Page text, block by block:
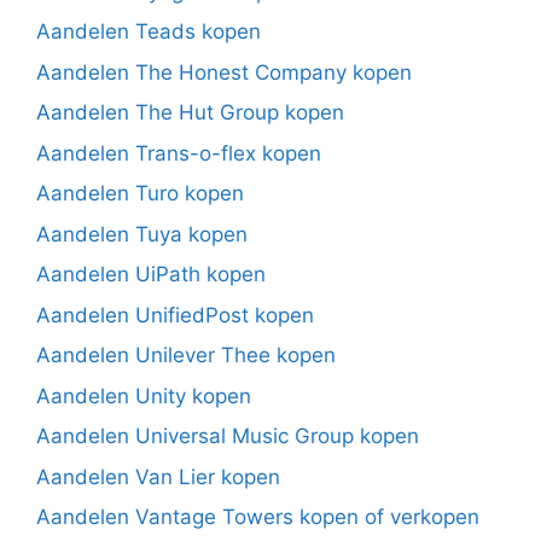
Aandelen Teads kopen
Aandelen The Honest Company kopen
Aandelen The Hut Group kopen
Aandelen Trans-o-flex kopen
Aandelen Turo kopen
Aandelen Tuya kopen
Aandelen UiPath kopen
Aandelen UnifiedPost kopen
Aandelen Unilever Thee kopen
Aandelen Unity kopen
Aandelen Universal Music Group kopen
Aandelen Van Lier kopen
Aandelen Vantage Towers kopen of verkopen